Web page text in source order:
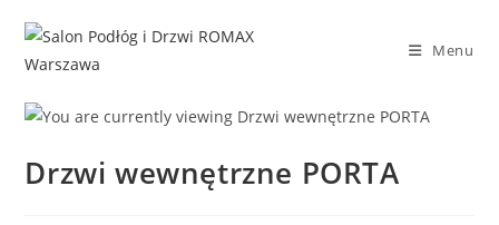
content
Menu
Drzwi wewnętrzne PORTA